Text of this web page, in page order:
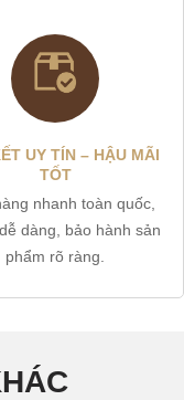
UY TÍN – HẬU MÃI
TỐT
nhanh toàn quốc,
dàng, bảo hành sản
phẩm rõ ràng.